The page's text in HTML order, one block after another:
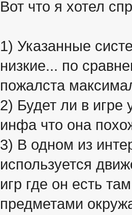
Вот что я хотел
1) Указанные
низкие... по
пожалста
2) Будет ли в игре
инфа что она
3) В одном из
используется
игр где он есть
предметами